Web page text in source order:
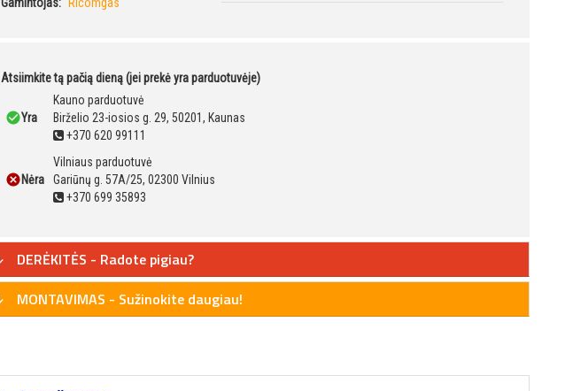
Atsiimkite tą pačią dieną (jei prekė yra parduotuvėje)
Yra
Kauno parduotuvė
Birželio 23-iosios g. 29, 50201, Kaunas
+370 620 99111
Nėra
Vilniaus parduotuvė
Gariūnų g. 57A/25, 02300 Vilnius
+370 699 35893
DERĖKITĖS - Radote pigiau?
MONTAVIMAS - Sužinokite daugiau!